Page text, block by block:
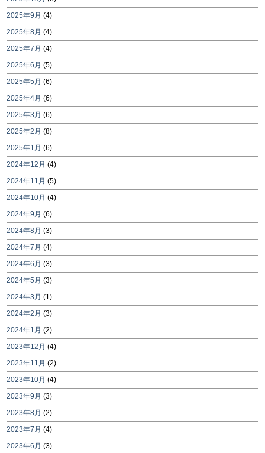
2025年9月 (4)
2025年8月 (4)
2025年7月 (4)
2025年6月 (5)
2025年5月 (6)
2025年4月 (6)
2025年3月 (6)
2025年2月 (8)
2025年1月 (6)
2024年12月 (4)
2024年11月 (5)
2024年10月 (4)
2024年9月 (6)
2024年8月 (3)
2024年7月 (4)
2024年6月 (3)
2024年5月 (3)
2024年3月 (1)
2024年2月 (3)
2024年1月 (2)
2023年12月 (4)
2023年11月 (2)
2023年10月 (4)
2023年9月 (3)
2023年8月 (2)
2023年7月 (4)
2023年6月 (3)